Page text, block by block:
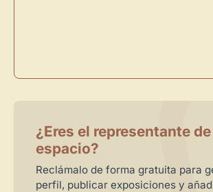
¿Eres el representante
espacio?
Reclámalo de forma gratuita para
perfil, publicar exposiciones y